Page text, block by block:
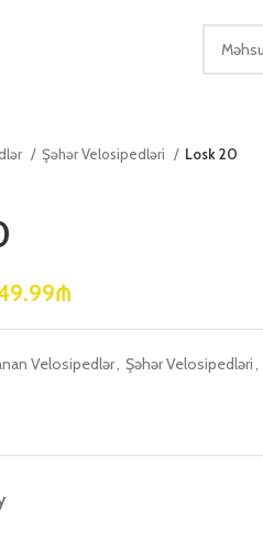
VELOSİPEDLƏR
Brendlər
Şəhər Velosipedləri Losk 20
₼
Velosipedlər, Şəhər Velosipedləri,